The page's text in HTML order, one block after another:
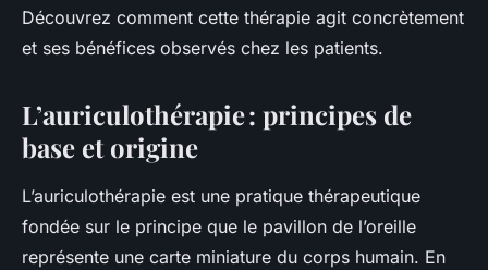
Découvrez comment cette thérapie agit concrètement
et ses bénéfices observés chez les patients.
L’auriculothérapie : principes de
base et origine
L’auriculothérapie est une pratique thérapeutique
fondée sur le principe que le pavillon de l’oreille
représente une carte miniature du corps humain. En